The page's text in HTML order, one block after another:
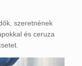
szeretnének
és ceruza